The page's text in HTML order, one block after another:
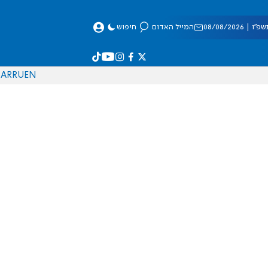
08/2026 המייל האדום חיפוש
EN
RU
AR